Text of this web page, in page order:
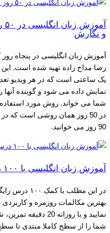
و نگارش
آموزش زبان انگلیسی در پنجاه
یک ساعتی است که در هر ویدیو
نمایش داده می شود و گوینده آنها
شما می خواند. روش مورد
در 50 روز همان روشی است
90 روز می خوانید.
آموزش زبان انگلیسی با ۱۰۰ درس رایگان
در این مطلب
بهترین مکالمات روزمره و کاربردی
نمایید و با روزانه
شما را از سطح کاملا مبتدی تا